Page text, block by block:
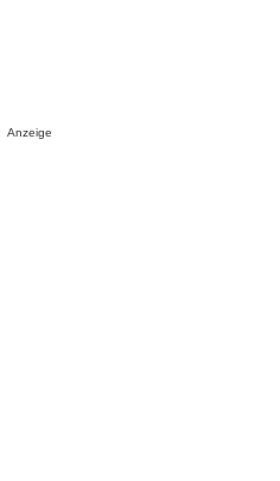
Anzeige